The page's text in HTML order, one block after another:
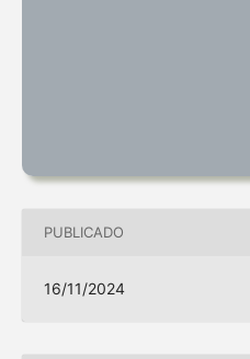
PUBLICADO
16/11/2024